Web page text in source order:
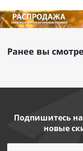
Ранее вы
Подпишитесь
новые